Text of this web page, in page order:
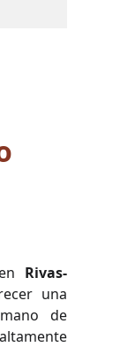
Rivas-
una
de